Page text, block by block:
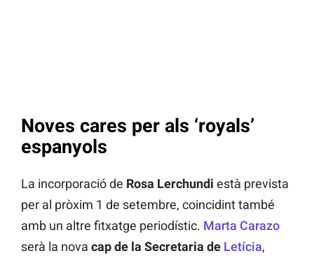
Noves cares per als ‘royals’
espanyols
La incorporació de Rosa Lerchundi està prevista
per al pròxim 1 de setembre, coincidint també
amb un altre fitxatge periodístic. Marta Carazo
serà la nova cap de la Secretaria de Letícia,